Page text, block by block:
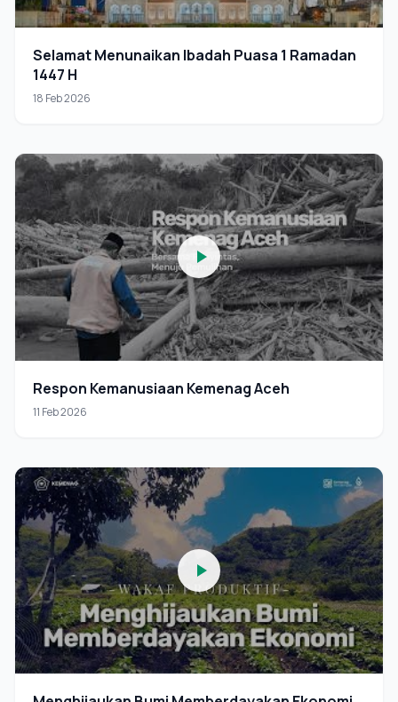
Selamat Menunaikan Ibadah Puasa 1 Ramadan
1447 H
18 Feb 2026
Respon Kemanusiaan Kemenag Aceh
11 Feb 2026